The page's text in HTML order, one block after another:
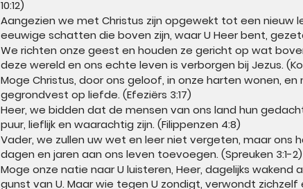
10:12)
Aangezien we met Christus zijn opgewekt tot een nieuw
eeuwige schatten die boven zijn, waar U Heer bent,
We richten onze geest en houden ze gericht op wat
deze wereld en ons echte leven is verborgen bij Jezus.
Moge Christus, door ons geloof, in onze harten wonen,
gegrondvest op liefde. (Efeziërs 3:17)
Heer, we bidden dat de mensen van ons land hun
puur, lieflijk en waarachtig zijn. (Filippenzen 4:8)
Vader, we zullen uw wet en leer niet vergeten, maar
dagen en jaren aan ons leven toevoegen. (Spreuken 3:1-2)
Moge onze natie naar U luisteren, Heer, dagelijks
gunst van U. Maar wie tegen U zondigt, verwondt